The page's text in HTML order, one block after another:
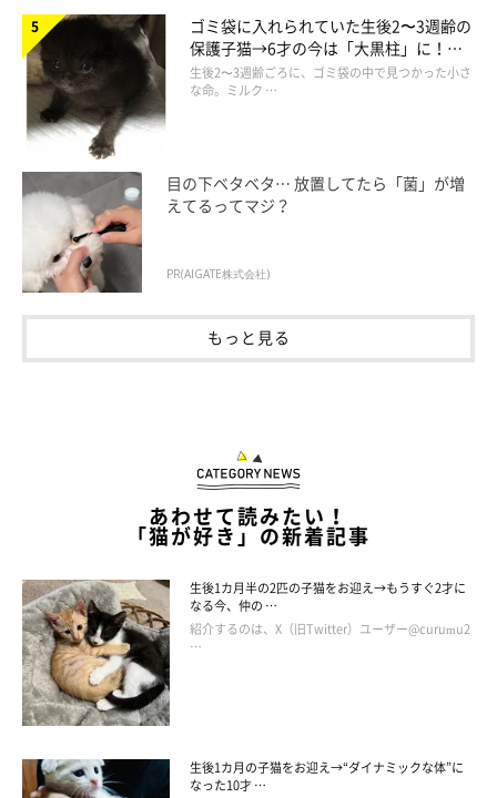
そんなある日、飼い主さんはある保護猫団体の施設に足を運んで
みることに。猫カフェも保護猫シェルターも未経験だった飼い主
さんは、当初は
「行くだけ行ってみよう」という気持ちだったそ
うですが、 そこでつむぎちゃんと出会った
飼い主さん：
「つむぎの第一印象は、毛色がとても綺麗なコ。一目惚れをして
しまい、運命の出会い
ャーと威嚇する様子を見せていましたが、出会ったときに
コを家族に迎える！』
ゴミ袋に入れられていた生後2〜3週齢の
保護子猫→6才の今は「大黒柱」に！
美しい黒猫に成長した姿にグッとくる
生後2〜3週齢ごろに、ゴミ袋の中で見つかった小さ
な命。ミルク …
目の下ベタベタ… 放置してたら「菌」が増
えてるってマジ？
PR(AIGATE株式会社)
もっと見る
あわせて読みたい！
「猫が好き」の新着記事
生後1カ月半の2匹の子猫をお迎え→もうすぐ2才に
なる今、仲の …
紹介するのは、X（旧Twitter）ユーザー@curumu2
…
生後1カ月の子猫をお迎え→“ダイナミックな体”に
なった10才 …